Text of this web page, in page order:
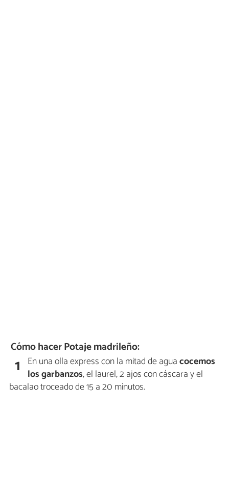
Cómo hacer Potaje madrileño:
1 En una olla express con la mitad de aguacocemos
los garbanzos, el laurel, 2 ajos con cáscara y el
bacalao troceado de 15 a 20 minutos.